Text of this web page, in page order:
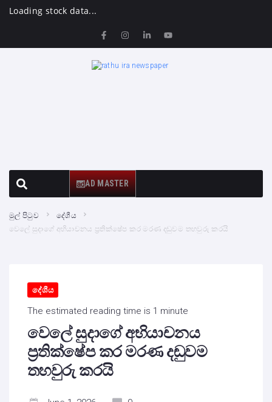
Loading stock data...
AD MASTER
මුල් පිටුව
දේශීය
වෙලේ සුදාගේ අභියාචනය ප්‍රතික්ෂේප කර මරණ දඬුවම තහවුරු කරයි
දේශීය
The estimated reading time is 1 minute
වෙලේ සුදාගේ අභියාචනය
ප්‍රතික්ෂේප කර මරණ දඬුවම
තහවුරු කරයි